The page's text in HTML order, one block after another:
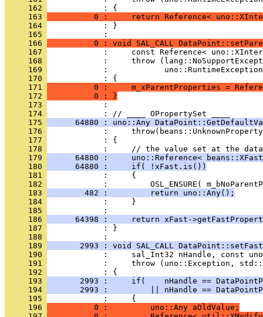
     162
     163
0 :     return Reference<
     164
            : }
     165
     166
0 : void SAL_CALL
     167
     168
     169
     170
     171
0 :     m_xParentProperties =
     172
          0 : }
     173
            :
     174
     175
64880 : uno::Any
     176
     177
     178
     179
64880 :     uno::Reference<
     180
      64880 :     if( !xFast.is())
     181
     182
     183
        482 :         return uno::Any();
     184
     185
     186
64398 :     return xFast-
     187
            : }
     188
     189
2993 : void SAL_CALL
     190
     191
     192
     193
2993 :     if(    nHandle ==
     194
2993 :         || nHandle ==
     195
     196
          0 :         uno::Any aOldValue;